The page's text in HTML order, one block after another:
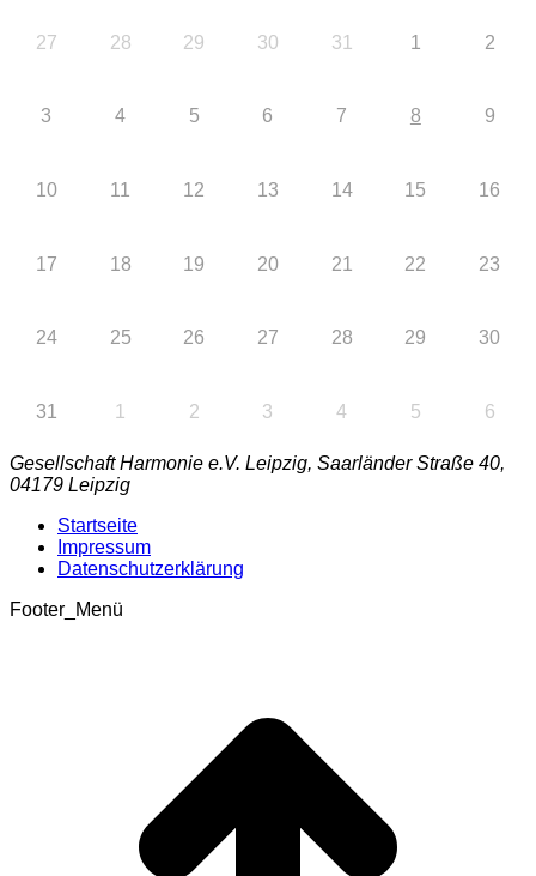
27 28 29 30 31 1 2
3 4 5 6 7 8 9
10 11 12 13 14 15 16
17 18 19 20 21 22 23
24 25 26 27 28 29 30
31 1 2 3 4 5 6
Gesellschaft Harmonie e.V. Leipzig, Saarländer Straße 40,
04179 Leipzig
Startseite
Impressum
Datenschutzerklärung
Footer_Menü